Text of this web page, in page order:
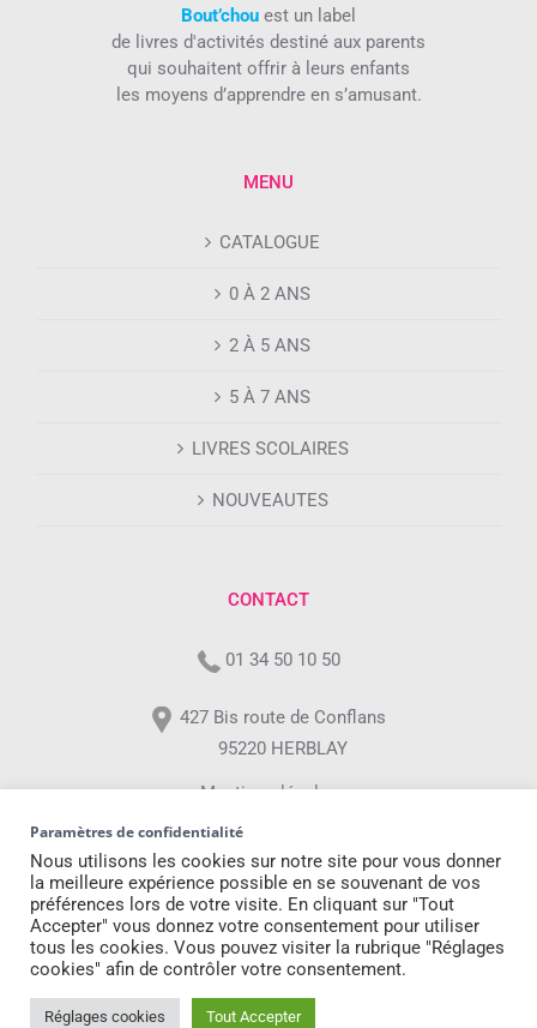
Bout’chou est un label
de livres d'activités destiné aux parents
qui souhaitent offrir à leurs enfants
les moyens d’apprendre en s’amusant.
MENU
CATALOGUE
0 À 2 ANS
2 À 5 ANS
5 À 7 ANS
LIVRES SCOLAIRES
NOUVEAUTES
CONTACT
01 34 50 10 50
427 Bis route de Conflans
95220 HERBLAY
Mentions légales
Professionnels
Copyright 2021 -Best Of Company| Tous droits réservés | Conception
Paramètres de confidentialité
Nous utilisons les cookies sur notre site pour vous donner
la meilleure expérience possible en se souvenant de vos
préférences lors de votre visite. En cliquant sur "Tout
Accepter" vous donnez votre consentement pour utiliser
tous les cookies. Vous pouvez visiter la rubrique "Réglages
cookies" afin de contrôler votre consentement.
Réglages cookies Tout Accepter